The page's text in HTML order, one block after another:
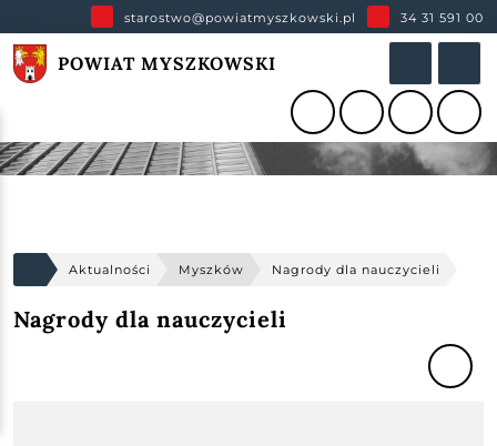
starostwo@powiatmyszkowski.pl 34 31 591 00
POWIAT MYSZKOWSKI
Aktualności Myszków Nagrody dla nauczycieli
Nagrody dla nauczycieli